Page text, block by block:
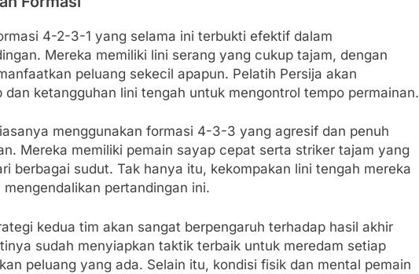
4-2-3-1 yang selama ini terbukti efektif dalam
Mereka memiliki lini serang yang cukup tajam, dengan
peluang sekecil apapun. Pelatih Persija akan
ketangguhan lini tengah untuk mengontrol tempo permainan.
menggunakan formasi 4-3-3 yang agresif dan penuh
Mereka memiliki pemain sayap cepat serta striker tajam yang
berbagai sudut. Tak hanya itu, kekompakan lini tengah mereka
pertandingan ini.
kedua tim akan sangat berpengaruh terhadap hasil akhir
sudah menyiapkan taktik terbaik untuk meredam setiap
peluang yang ada. Selain itu, kondisi fisik dan mental pemain